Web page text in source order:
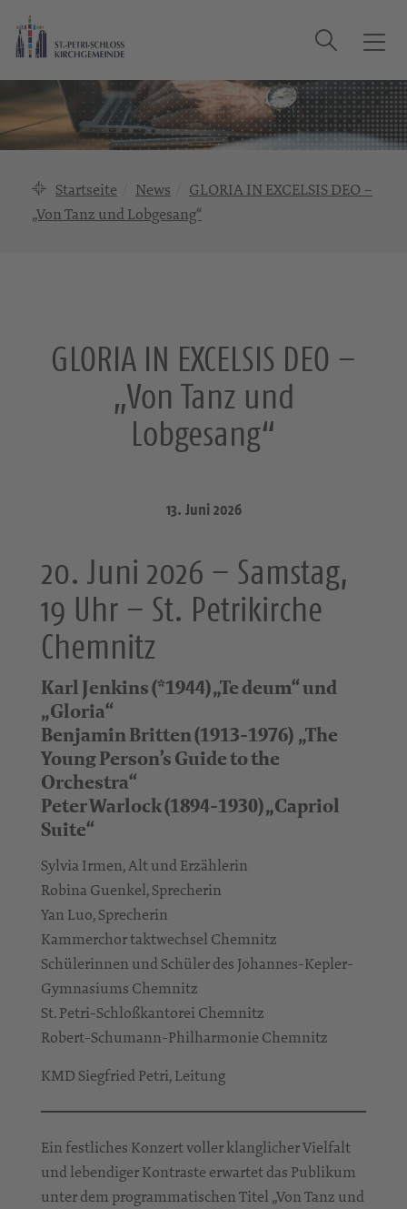
T
g
g
l
a
Suche
Startseite News
GLORIA IN EXCELSIS DEO –
„Von Tanz und Lobgesang“
GLORIA IN EXCELSIS DEO –
„Von Tanz und
Lobgesang“
13. Juni 2026
20. Juni 2026 – Samstag,
19 Uhr – St. Petrikirche
Chemnitz
Karl Jenkins (*1944) „Te deum“ und
„Gloria“
Benjamin Britten (1913-1976) „The
Young Person’s Guide to the
Orchestra“
Peter Warlock (1894-1930) „Capriol
Suite“
Sylvia Irmen, Alt und Erzählerin
Robina Guenkel, Sprecherin
Yan Luo, Sprecherin
Kammerchor taktwechsel Chemnitz
Schülerinnen und Schüler des Johannes-Kepler-
Gymnasiums Chemnitz
St. Petri-Schloßkantorei Chemnitz
Robert-Schumann-Philharmonie Chemnitz
KMD Siegfried Petri, Leitung
Ein festliches Konzert voller klanglicher Vielfalt
und lebendiger Kontraste erwartet das Publikum
unter dem programmatischen Titel „Von Tanz und